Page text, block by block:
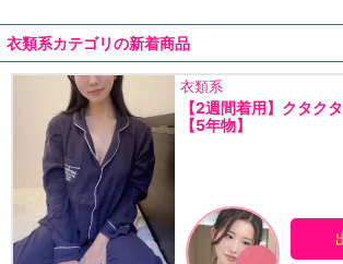
衣類系カテゴリの新着商品
2026/08/09
【2週間着用】クタクタ♡愛用パジャマ
【5年物】
出品者をみる